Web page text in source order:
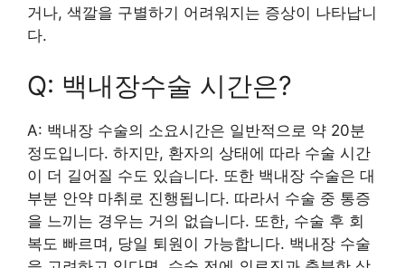
거나, 색깔을 구별하기 어려워지는 증상이 나타납니
다.
Q: 백내장수술 시간은?
A: 백내장 수술의 소요시간은 일반적으로 약 20분
정도입니다. 하지만, 환자의 상태에 따라 수술 시간
이 더 길어질 수도 있습니다. 또한 백내장 수술은 대
부분 안약 마취로 진행됩니다. 따라서 수술 중 통증
을 느끼는 경우는 거의 없습니다. 또한, 수술 후 회
복도 빠르며, 당일 퇴원이 가능합니다. 백내장 수술